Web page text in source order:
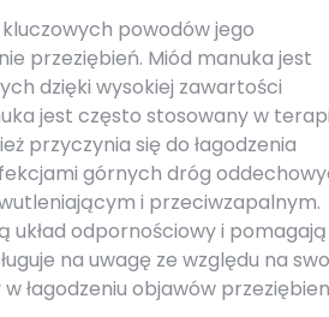
powodów jego
przeziębień. Miód manuka jest
dzięki wysokiej zawartości
jest często stosowany w
przyczynia się do łagodzenia
górnych dróg
i przeciwzapalnym.
układ odpornościowy i pomagają
na uwagę ze względu na
łagodzeniu objawów